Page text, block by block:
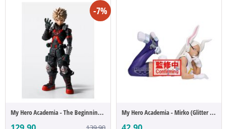
-7%
My Hero Academia - The Beginning Katsuki ... My Hero Academia - Mirko (Glitter & Glamo...